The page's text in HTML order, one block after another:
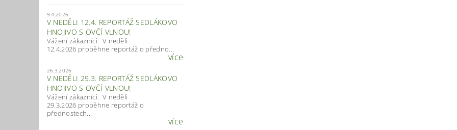
9.4.2026
V NEDĚLI 12.4. REPORTÁŽ SEDLÁKOVO
HNOJIVO S OVČÍ VLNOU!
Vážení zákazníci. V neděli
12.4.2026 proběhne reportáž o předno...
více
26.3.2026
V NEDĚLI 29.3. REPORTÁŽ SEDLÁKOVO
HNOJIVO S OVČÍ VLNOU!
Vážení zákazníci. V neděli
29.3.2026 proběhne reportáž o
přednostech...
více